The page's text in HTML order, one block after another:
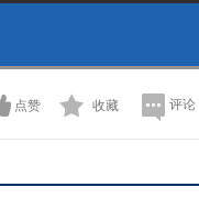
点赞 收藏 评论